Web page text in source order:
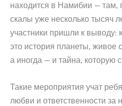
находится в Намибии — там,
скалы уже несколько тысяч
участники пришли к выводу:
это история планеты, живое
а иногда — и тайна, которую
Такие мероприятия учат
любви и ответственности